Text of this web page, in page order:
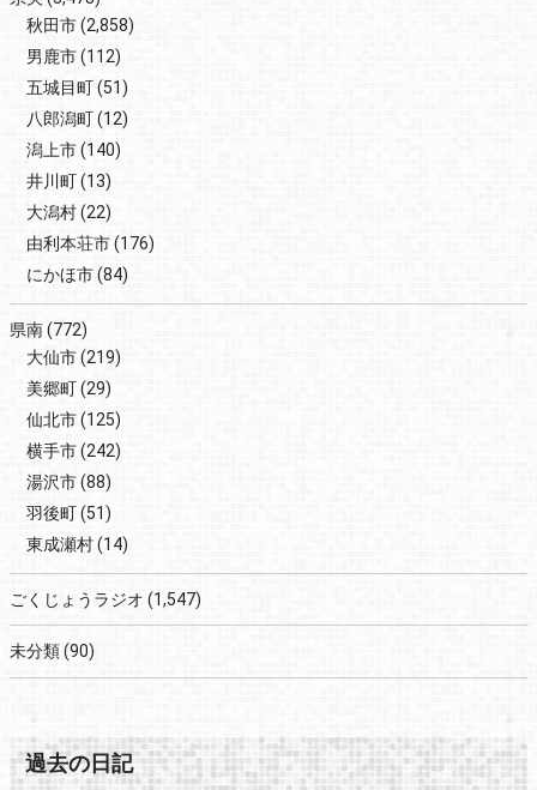
秋田市(2,858)
男鹿市(112)
五城目町(51)
八郎潟町(12)
潟上市(140)
井川町(13)
大潟村(22)
由利本荘市(176)
にかほ市(84)
県南(772)
大仙市(219)
美郷町(29)
仙北市(125)
横手市(242)
湯沢市(88)
羽後町(51)
東成瀬村(14)
ごくじょうラジオ (1,547)
未分類(90)
過去の日記